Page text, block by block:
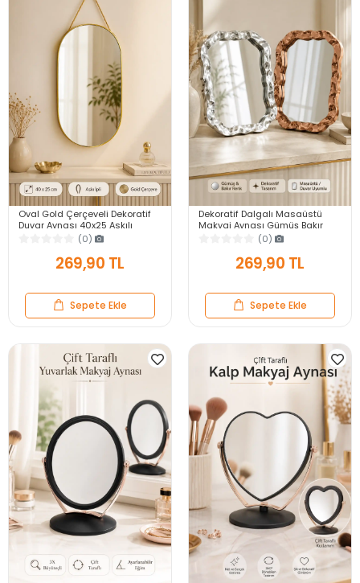
Oval Gold Çerçeveli Dekoratif
Duvar Aynası 40x25 Askılı
Modern Salon Antre Banyo
Yatak Odası Aynası
(0)
269,90 TL
Sepete Ekle
Dekoratif Dalgalı Masaüstü
Makyaj Aynası Gümüş Bakır
Çerçeveli Modern Yakın Duvar
(0)
269,90 TL
Sepete Ekle